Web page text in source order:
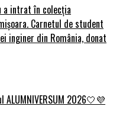
a intrat în colecția
Carnetul de student
inginer din România, donat
2026🤍💜